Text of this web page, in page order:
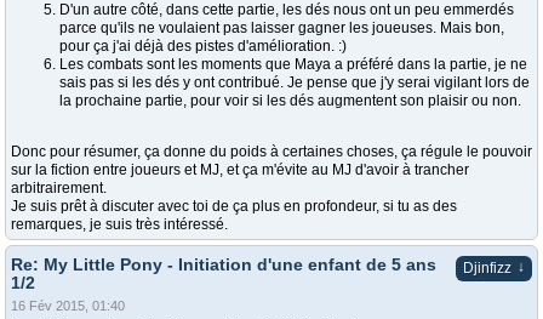
D'un autre côté, dans cette partie, les dés nous ont un peu emmerdés
parce qu'ils ne voulaient pas laisser gagner les joueuses. Mais bon,
pour ça j'ai déjà des pistes d'amélioration. :)
Les combats sont les moments que Maya a préféré dans la partie, je ne
sais pas si les dés y ont contribué. Je pense que j'y serai vigilant lors de
la prochaine partie, pour voir si les dés augmentent son plaisir ou non.
Donc pour résumer, ça donne du poids à certaines choses, ça régule le pouvoir
sur la fiction entre joueurs et MJ, et ça m'évite au MJ d'avoir à trancher
arbitrairement.
Je suis prêt à discuter avec toi de ça plus en profondeur, si tu as des
remarques, je suis très intéressé.
Djinfizz ↓
Re: My Little Pony - Initiation d'une enfant de 5 ans
1/2
16 Fév 2015, 01:40